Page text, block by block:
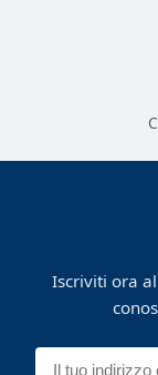
Iscriviti ora